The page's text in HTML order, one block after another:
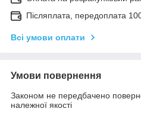
Післяплата, передоплата
Всі умови оплати
Умови повернення
Законом не передбачено
належної якості